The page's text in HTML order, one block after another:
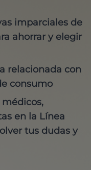
imparciales de
ahorrar y elegir
relacionada con
consumo
en la Línea
tus dudas y